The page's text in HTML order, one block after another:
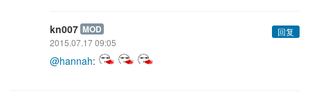
kn007 MOD
回复
2015.07.17 09:05
@hannah: